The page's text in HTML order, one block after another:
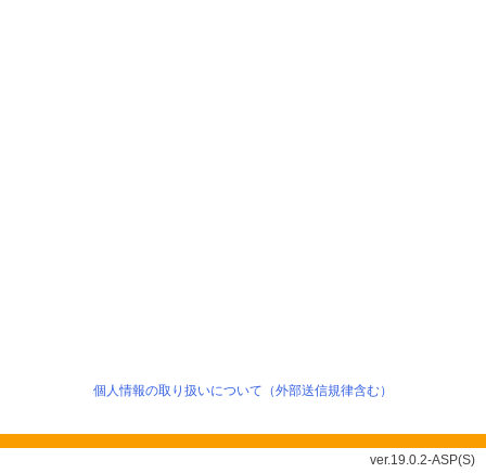
個人情報の取り扱いについて（外部送信規律含む）
ver.19.0.2-ASP(S)